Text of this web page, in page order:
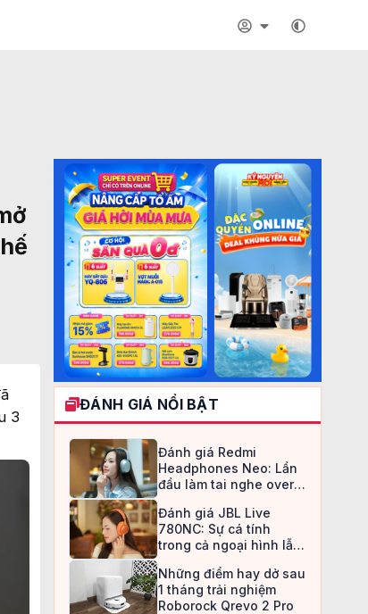
3
ĐÁNH GIÁ NỔI BẬT
Đánh giá Redmi
Headphones Neo: Lần
đầu làm tai nghe over-
an toàn
Đánh giá JBL Live
780NC: Sự cá tính
trong cả ngoại hình lẫn
Những điểm hay dở sau
1 tháng trải nghiệm
Roborock Qrevo 2 Pro